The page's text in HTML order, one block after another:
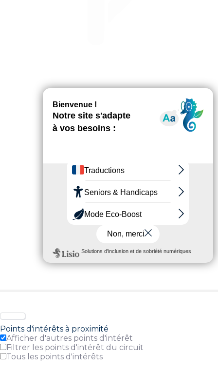
Points d'intérêts à proximité
Afficher d'autres points d'intérêt
Filtrer les points d'intérêt du circuit
Tous les points d'intérêts